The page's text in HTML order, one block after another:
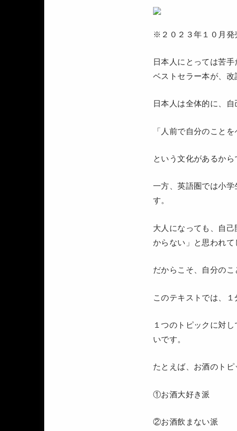
※２０２３年１０月発
日本人にとっては苦
ベストセラー本が、改
日本人は全体的に、自
「人前で自分のこと
という文化があるから
一方、英語圏では小
す。
大人になっても、自
からない」と思われて
だからこそ、自分のこ
このテキストでは、
１つのトピックに対
いです。
たとえば、お酒のトピ
①お酒大好き派
②お酒飲まない派